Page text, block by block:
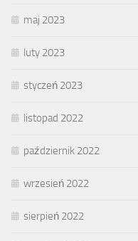
maj 2023
luty 2023
styczeń 2023
listopad 2022
październik 2022
wrzesień 2022
sierpień 2022